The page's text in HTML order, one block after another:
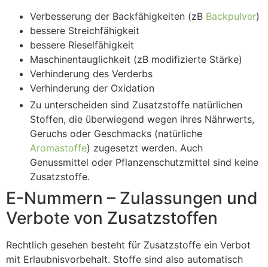
Verbesserung der Backfähigkeiten (zB Backpulver)
bessere Streichfähigkeit
bessere Rieselfähigkeit
Maschinentauglichkeit (zB modifizierte Stärke)
Verhinderung des Verderbs
Verhinderung der Oxidation
Zu unterscheiden sind Zusatzstoffe natürlichen
Stoffen, die überwiegend wegen ihres Nährwerts,
Geruchs oder Geschmacks (natürliche
Aromastoffe) zugesetzt werden. Auch
Genussmittel oder Pflanzenschutzmittel sind keine
Zusatzstoffe.
E-Nummern – Zulassungen und
Verbote von Zusatzstoffen
Rechtlich gesehen besteht für Zusatzstoffe ein Verbot
mit Erlaubnisvorbehalt. Stoffe sind also automatisch